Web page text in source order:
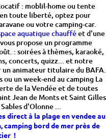
: moblil-home ou tente
toute liberté, optez pour
ou votre camping-car.
aquatique chaufféet d'une
propose un programme
: soirées à thèmes, karaoké,
concerts, quizz... et notre
un animateur titulaire du BAFA.
ou un week-end au camping La
de la Vendée et de toutes
Jean de Monts et Saint Gilles
d'Olonne ...
direct à la plage en vendee au
camping bord de mer près de
!